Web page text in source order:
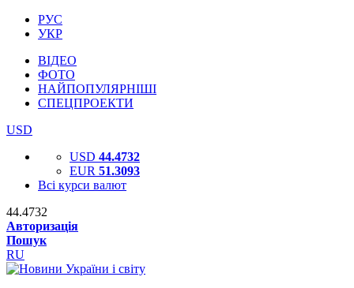
РУС
УКР
ВІДЕО
ФОТО
НАЙПОПУЛЯРНІШІ
СПЕЦПРОЕКТИ
USD
USD 44.4732
EUR 51.3093
Всі курси валют
44.4732
Авторизація
Пошук
RU